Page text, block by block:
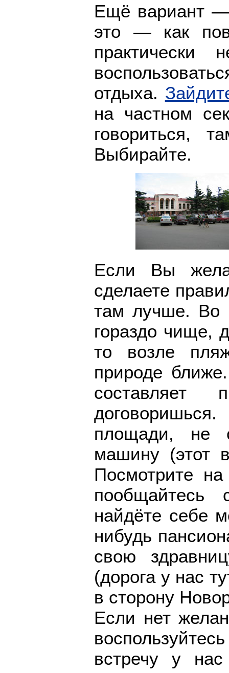
Ещё вариант —
это — как
практически
отдыха.
на частном
говориться,
Выбирайте.
Если Вы
сделаете
там лучше. Во
гораздо чище,
то возле
природе
площади, не
машину (этот
Посмотрите
пообщайтесь
найдёте себе
нибудь
свою
(дорога у нас
в сторону
Если нет
встречу у